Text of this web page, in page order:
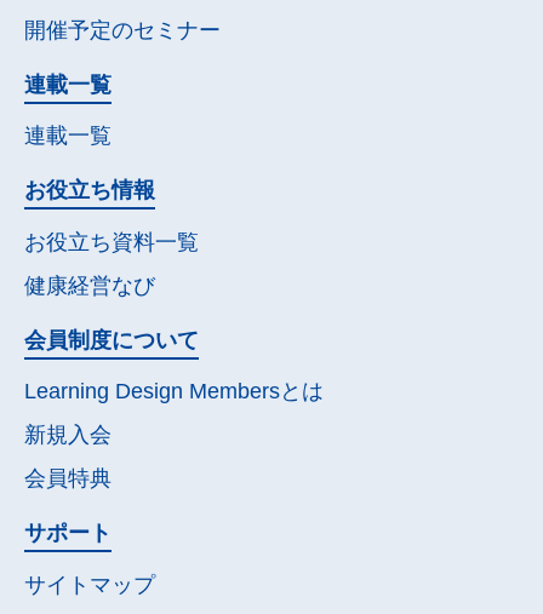
開催予定のセミナー
連載一覧
連載一覧
お役立ち情報
お役立ち資料一覧
健康経営なび
会員制度について
Learning Design Membersとは
新規入会
会員特典
サポート
サイトマップ